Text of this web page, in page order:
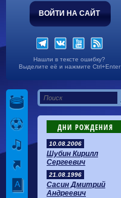
ВОЙТИ НА САЙТ
Нашли в тексте ошибку?
Выделите её и нажмите Ctrl+Enter
ДНИ РОЖДЕНИЯ
10.08.2006
Шубин Кирилл
Сергеевич
21.08.1996
Сасин Дмитрий
Андреевич